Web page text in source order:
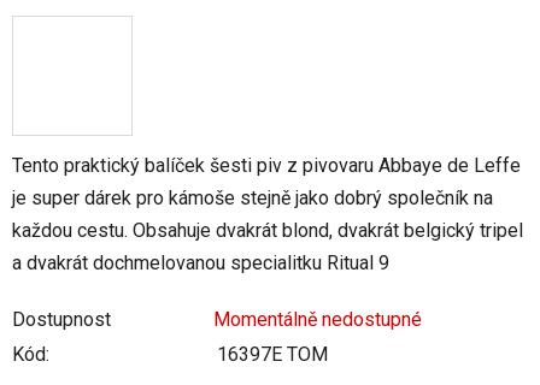
Tento praktický balíček šesti piv z pivovaru Abbaye de Leffe
je super dárek pro kámoše stejně jako dobrý společník na
každou cestu. Obsahuje dvakrát blond, dvakrát belgický tripel
a dvakrát dochmelovanou specialitku Ritual 9
Dostupnost
Momentálně nedostupné
Kód:
16397E TOM